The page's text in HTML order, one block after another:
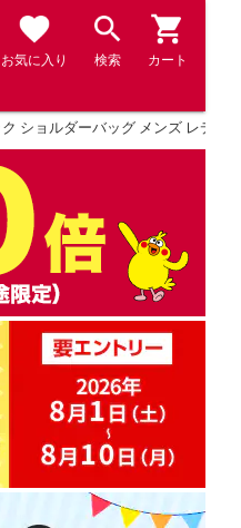
お気に入り 検索 カート
ショルダーバッグ メンズ レディ